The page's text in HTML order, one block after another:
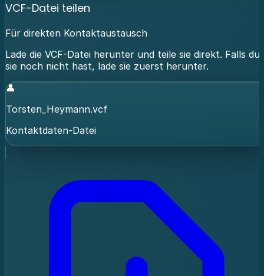
VCF-Datei teilen
Für direkten Kontaktaustausch
Lade die VCF-Datei herunter und teile sie direkt. Falls du
sie noch nicht hast, lade sie zuerst herunter.
👤
Torsten_Heymann.vcf
Kontaktdaten-Datei